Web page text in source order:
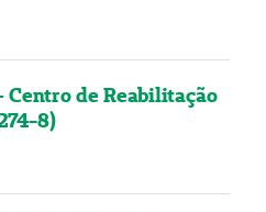
Centro de Reabilitação
8)